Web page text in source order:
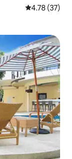
औसत रेटिंग 5 में
4.78 (37)